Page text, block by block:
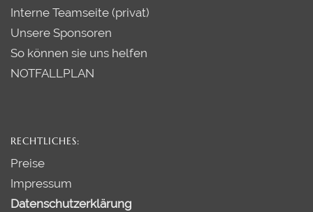
Interne Teamseite (privat)
Unsere Sponsoren
So können sie uns helfen
NOTFALLPLAN
RECHTLICHES:
Preise
Impressum
Datenschutzerklärung